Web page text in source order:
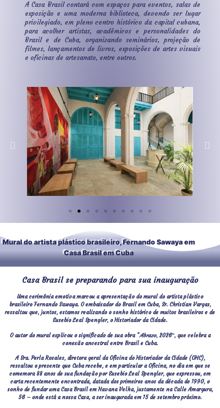
A Casa Brasil contará com espaços para eventos, salas de
exposição e uma moderna biblioteca, devendo ser lugar
privilegiado, em pleno centro histórico da capital cubana,
para acolher artistas, acadêmicos e personalidades do
Brasil e de Cuba, organizando seminários, projeção de
filmes, lançamentos de livros, exposições de artes visuais
e oficinas de artesanato, entre outros.
Mural do artista plástico brasileiro, Fernando Sawaya em
Casa Brasil em Cuba
Casa Brasil se preparando para sua inauguração
Uma cerimônia emotiva marcou a apresentação do mural do artista plástico
brasileiro Fernando Sawaya. O embaixador do Brasil em Cuba, Sr. Christian Vargas,
ressaltou que, juntos, estamos realizando o sonho histórico de muitos brasileiros e de
Eusebio Leal Spengler, o Historiador da Cidade.
O autor do mural explicou o significado de sua obra “Abrazo, 2026″, que celebra a
conexão ancestral entre Brasil e Cuba.
A Sra. Perla Rosales, diretora geral da Oficina do Historiador da Cidade (OHC),
ressaltou o presente que Cuba recebe, e em particular a Oficina, no dia em que se
comemora 88 anos de sua fundação por Eusebio Leal Spengler, que expressou, em
carta recentemente encontrada, datada dos primeiros anos da década de 1990, o
sonho de fundar uma Casa Brasil em Havana Velha, justamente na Calle Amargura,
56 – onde está a nossa Casa, a ser inaugurada em 15 de setembro próximo.